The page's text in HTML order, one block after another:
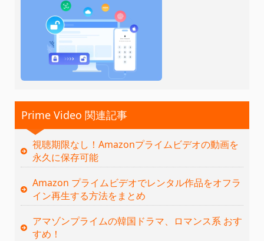
Prime Video 関連記事
視聴期限なし！Amazonプライムビデオの動画を
永久に保存可能
Amazon プライムビデオでレンタル作品をオフラ
イン再生する方法をまとめ
アマゾンプライムの韓国ドラマ、ロマンス系 おす
すめ！